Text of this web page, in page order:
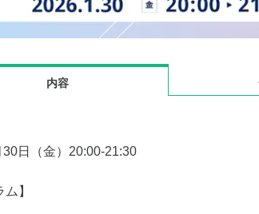
内容
日（金）20:00-21:30
ム】